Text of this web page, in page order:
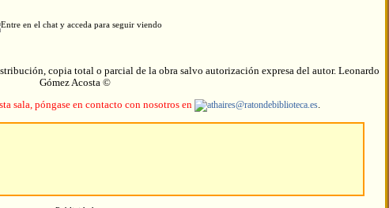
copia total o parcial de la obra salvo autorización expresa del autor. Leonardo
Gómez Acosta ©
sala, póngase en contacto con nosotros en